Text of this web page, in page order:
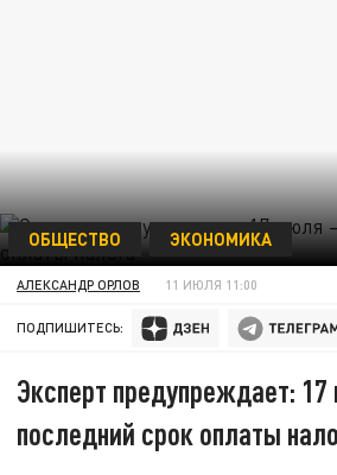
ОБЩЕСТВО ЭКОНОМИКА
АЛЕКСАНДР ОРЛОВ 11 ИЮЛЯ 11:00
ПОДПИШИТЕСЬ:
Эксперт предупреждает:
последний срок оплаты